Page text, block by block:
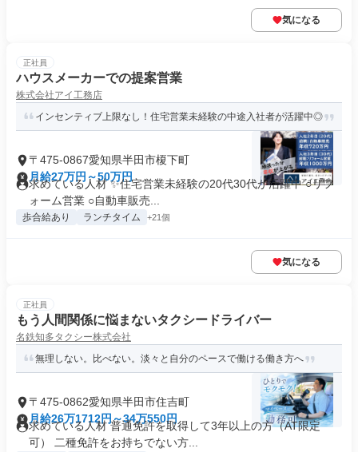
気になる
正社員
ハウスメーカーでの提案営業
株式会社アイ工務店
インセンティブ上限なし！住宅営業未経験の中途入社者が活躍中◎
〒475-0867愛知県半田市榎下町
月給27万円～50万円
求めている人材 ✨住宅営業未経験の20代30代が活躍中 ○リフ
ォーム営業 ○自動車販売...
歩合給あり ランチタイム +21個
気になる
正社員
もう人間関係に悩まないタクシードライバー
名鉄知多タクシー株式会社
無理しない。比べない。淡々と自分のペースで働ける働き方へ
〒475-0862愛知県半田市住吉町
月給26万1712円～34万550円
求めている人材 普通免許を取得して3年以上の方（AT限定
可） 二種免許をお持ちでない方...